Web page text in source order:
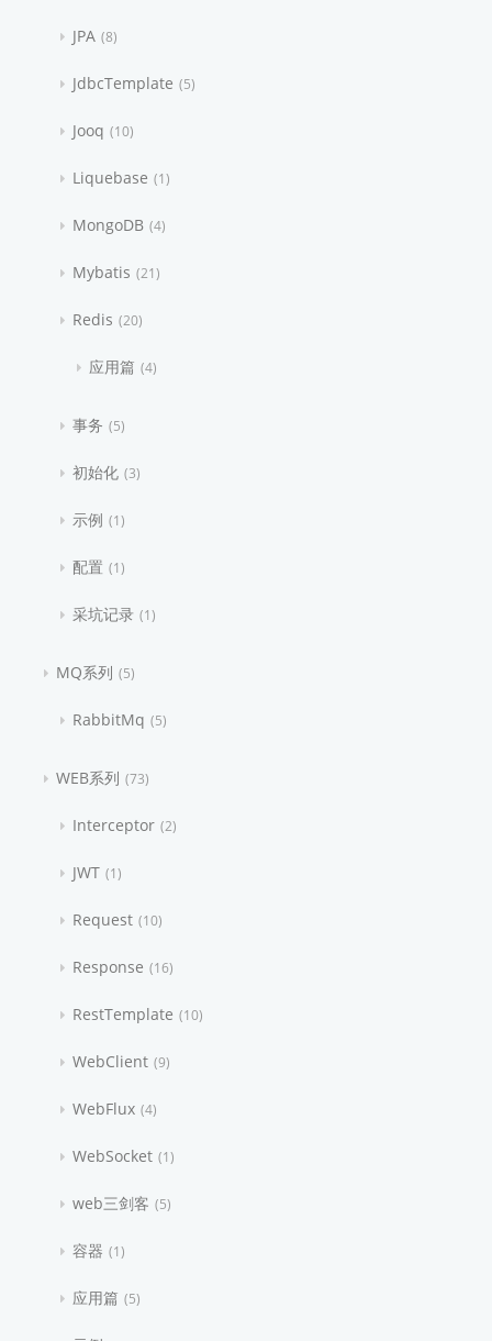
JPA 8
JdbcTemplate 5
Jooq 10
Liquebase 1
MongoDB 4
Mybatis 21
Redis 20
应用篇 4
事务 5
初始化 3
示例 1
配置 1
采坑记录 1
MQ系列 5
RabbitMq 5
WEB系列 73
Interceptor 2
JWT 1
Request 10
Response 16
RestTemplate 10
WebClient 9
WebFlux 4
WebSocket 1
web三剑客 5
容器 1
应用篇 5